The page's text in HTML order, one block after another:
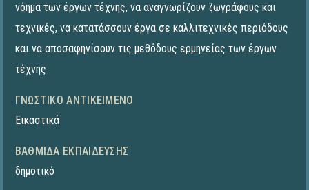
νόημα των έργων τέχνης, να αναγνωρίζουν ζωγράφους και
τεχνικές, να κατατάσσουν έργα σε καλλιτεχνικές περιόδους
και να αποσαφηνίσουν τις μεθόδους ερμηνείας των έργων
τέχνης
ΓΝΩΣΤΙΚΌ ΑΝΤΙΚΕΊΜΕΝΟ
Εικαστικά
ΒΑΘΜΊΔΑ ΕΚΠΑΊΔΕΥΣΗΣ
δημοτικό